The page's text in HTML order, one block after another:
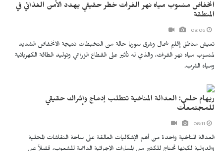
انخفاض منسوب مياه نهر الفرات خطر حقيقي يهدد الأمن الغذائي في
المنطقة
تعيش مناطق إقليم شمال وشرق سوريا حالة من التخبطات نتيجة الانخفاض الشديد
لمنسوب مياه نهر الفرات، والذي له تأثير على القطاع الزراعي وتوليد الطاقة الكهربائية
ومياه الشرب.
ريهام حلمي: العدالة المناخية تتطلب إدماج وإشراك حقيقي
للمجتمعات
العدالة المناخية واحدة من أهم الإشكاليات العالقة على ساحة النقاشات المحلية